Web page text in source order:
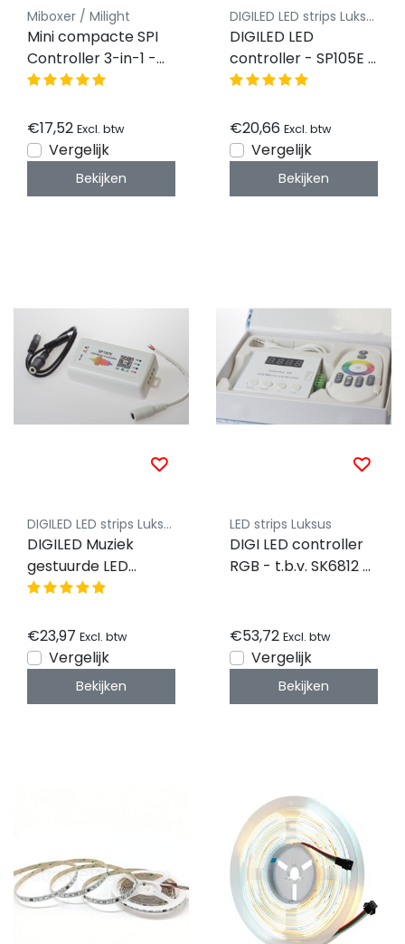
Miboxer / Milight
Mini compacte SPI
Controller 3-in-1 -
Enkelkleurig/RGB/RGBW/RGBWW
24V - Miboxer SPIR3
€17,52 Excl. btw
Vergelijk
Bekijken
DIGILED LED strips Luksus
DIGILED LED
controller - SP105E -
voor 5v, 12v, 24v DIGI
€20,66 Excl. btw
Vergelijk
Bekijken
DIGILED LED strips Luksus
DIGILED Muziek
gestuurde LED
controller RGB -
WS2815B
€23,97 Excl. btw
Vergelijk
Bekijken
LED strips Luksus
DIGI LED controller
RGB - t.b.v. SK6812 &
€53,72 Excl. btw
Vergelijk
Bekijken